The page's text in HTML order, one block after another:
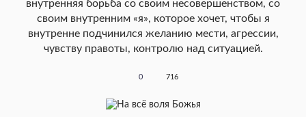
внутренняя борьба со своим несовершенством, со
своим внутренним «я», которое хочет, чтобы я
внутренне подчинился желанию мести, агрессии,
чувству правоты, контролю над ситуацией.
0 716